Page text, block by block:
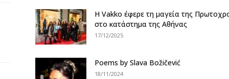
Η Vakko έφερε τη μαγεία της
στο κατάστημα της Αθήνας
17/12/2025
Poems by Slava Božičević
18/11/2024